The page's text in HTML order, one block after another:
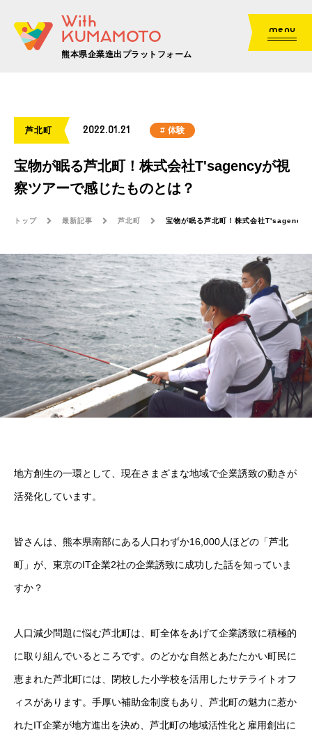
With
KUMAMOTO
熊本県企業進出プラットフォーム
menu
芦北町 2022.01.21 体験
宝物が眠る芦北町！株式会社T'sagencyが視
察ツアーで感じたものとは？
トップ 最新記事 芦北町 宝物が眠る芦北町！株式会社T'sagency
地方創生の一環として、現在さまざまな地域で企業誘致の動きが
活発化しています。
皆さんは、熊本県南部にある人口わずか16,000人ほどの「芦北
町」が、東京のIT企業2社の企業誘致に成功した話を知っていま
すか？
人口減少問題に悩む芦北町は、町全体をあげて企業誘致に積極的
に取り組んでいるところです。のどかな自然とあたたかい町民に
恵まれた芦北町には、閉校した小学校を活用したサテライトオフ
ィスがあります。手厚い補助金制度もあり、芦北町の魅力に惹か
れたIT企業が地方進出を決め、芦北町の地域活性化と雇用創出に